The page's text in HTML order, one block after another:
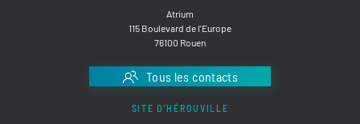
Atrium
115 Boulevard de l'Europe
76100 Rouen
Tous les contacts
SITE D'HÉROUVILLE